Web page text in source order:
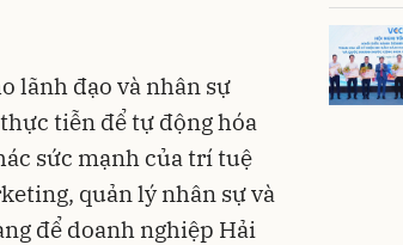
lãnh đạo và nhân sự
tiễn để tự động hóa
sức mạnh của trí tuệ
quản lý nhân sự và
để doanh nghiệp Hải